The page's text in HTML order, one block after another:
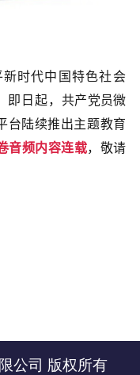
时代中国特色社会
即日起， 共产党员微
台陆续推出主题教育
音频内容连载，敬请
公司 版权所有